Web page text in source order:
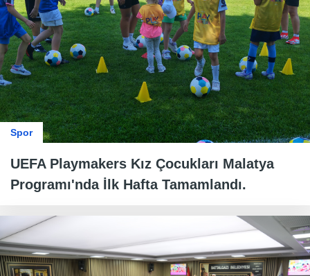
Spor
UEFA Playmakers Kız Çocukları Malatya
Programı'nda İlk Hafta Tamamlandı.